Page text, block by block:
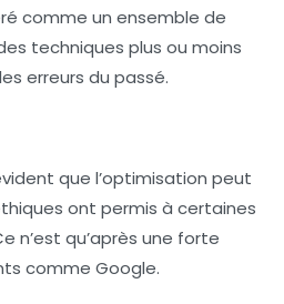
comme un ensemble de
techniques plus ou moins
erreurs du passé.
que l’optimisation peut
ont permis à certaines
n’est qu’après une forte
comme Google.